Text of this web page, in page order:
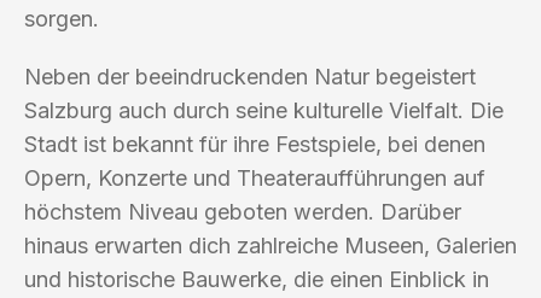
sorgen.
Neben der beeindruckenden Natur begeistert
Salzburg auch durch seine kulturelle Vielfalt. Die
Stadt ist bekannt für ihre Festspiele, bei denen
Opern, Konzerte und Theateraufführungen auf
höchstem Niveau geboten werden. Darüber
hinaus erwarten dich zahlreiche Museen, Galerien
und historische Bauwerke, die einen Einblick in